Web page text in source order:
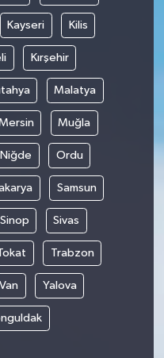
Kayseri Kilis
Kırşehir
Malatya
Muğla
Niğde Ordu
Samsun
Sinop Sivas
Trabzon
Van Yalova